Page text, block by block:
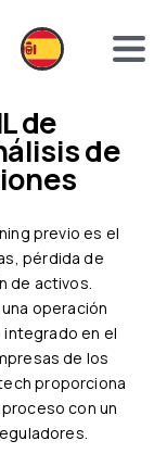
de
pérdida de
de activos.
operación
en el
de los
proporciona
con un